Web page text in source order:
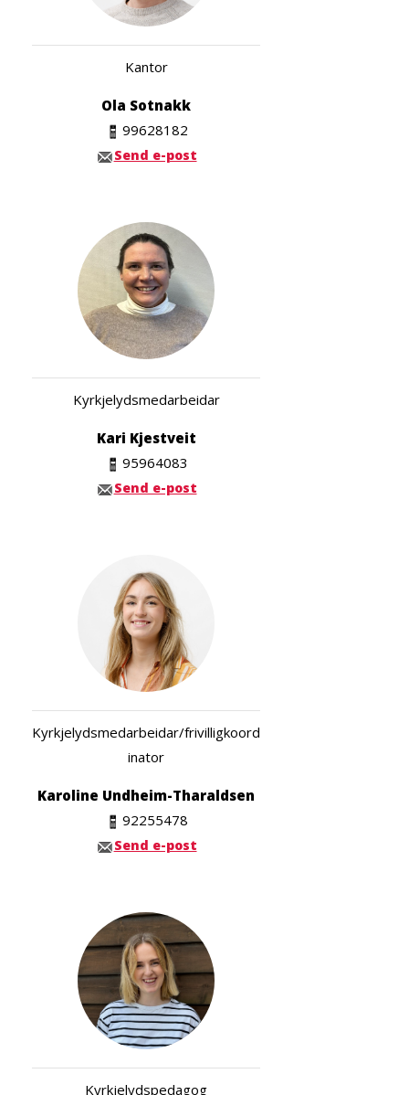
Kantor
Ola Sotnakk
99628182
Send e-post
Kyrkjelydsmedarbeidar
Kari Kjestveit
95964083
Send e-post
Kyrkjelydsmedarbeidar/frivilligkoord
inator
Karoline Undheim-Tharaldsen
92255478
Send e-post
Kyrkjelydspedagog